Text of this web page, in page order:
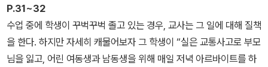
‘내가 무언가를 한다’라는 문장은 ‘능동(active)’이라고 형용되는 형
식하에 있다. 방금 전에 우리가 확인한 것은 능동 형식으로 표현되는
사태나 행위가 실제로는 능동성 범주 속으로 완전히 수렴되지는 않는
다는 점이었다.
P.31~32
수업 중에 학생이 꾸벅꾸벅 졸고 있는 경우, 교사는 그 일에 대해 질책
을 한다. 하지만 자세히 캐물어보자 그 학생이 “실은 교통사고로 부모
님을 잃고, 어린 여동생과 남동생을 위해 매일 저녁 아르바이트를 하